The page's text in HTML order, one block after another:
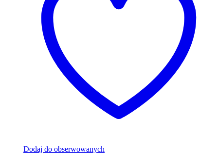
Dodaj do obserwowanych